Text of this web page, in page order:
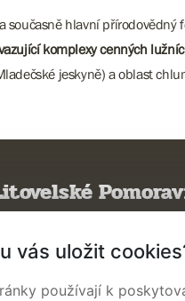
a současně hlavní
komplexy cenných
jeskyně) a oblast
vás uložit
používají k